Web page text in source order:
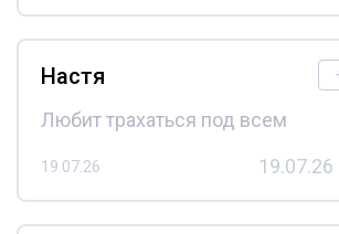
Настя
Любит трахаться под всем
19.07.26 19.07.26